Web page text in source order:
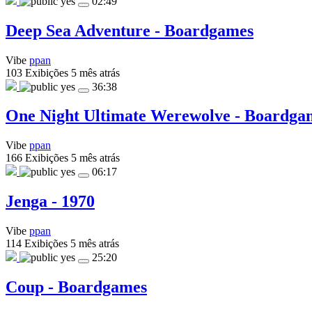
Deep Sea Adventure - Boardgames
Vibe ppan
103 Exibições 5 mês atrás
yes
36:38
One Night Ultimate Werewolve -
Vibe ppan
166 Exibições 5 mês atrás
yes
06:17
Jenga - 1970
Vibe ppan
114 Exibições 5 mês atrás
yes
25:20
Coup - Boardgames